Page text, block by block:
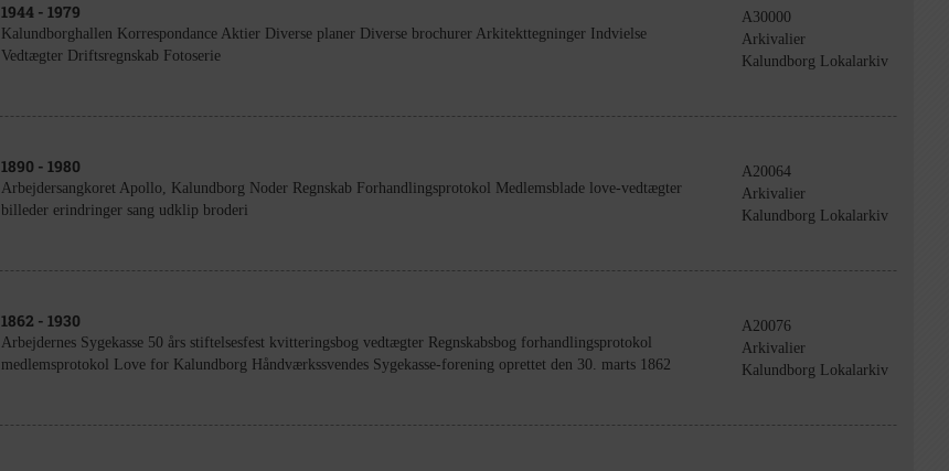
1944 - 1979
Kalundborghallen Korrespondance Aktier Diverse planer Diverse brochurer Arkitekttegninger Indvielse
Vedtægter Driftsregnskab Fotoserie
A30000
Arkivalier
Kalundborg Lokalarkiv
1890 - 1980
Arbejdersangkoret Apollo, Kalundborg Noder Regnskab Forhandlingsprotokol Medlemsblade love-vedtægter
billeder erindringer sang udklip broderi
A20064
Arkivalier
Kalundborg Lokalarkiv
1862 - 1930
Arbejdernes Sygekasse 50 års stiftelsesfest kvitteringsbog vedtægter Regnskabsbog forhandlingsprotokol
medlemsprotokol Love for Kalundborg Håndværkssvendes Sygekasse-forening oprettet den 30. marts 1862
A20076
Arkivalier
Kalundborg Lokalarkiv